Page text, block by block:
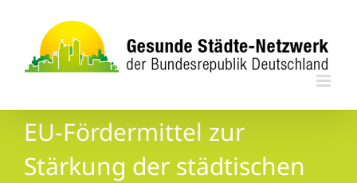
springen
EU-Fördermittel zur
Stärkung der städtischen